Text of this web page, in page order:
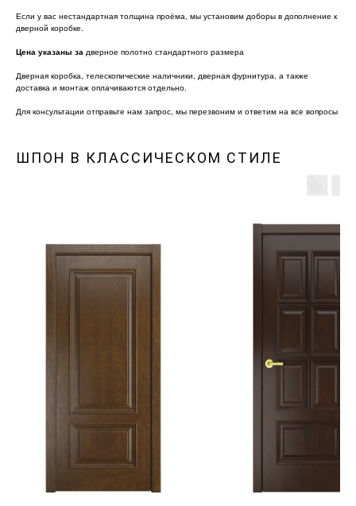
Если у вас нестандартная толщина проёма, мы установим доборы в дополнение к
дверной коробке.
Цена указаны за дверное полотно стандартного размера
Дверная коробка, телескопические наличники, дверная фурнитура, а также
доставка и монтаж оплачиваются отдельно.
Для консультации отправьте нам запрос, мы перезвоним и ответим на все вопросы
ШПОН В КЛАССИЧЕСКОМ СТИЛЕ